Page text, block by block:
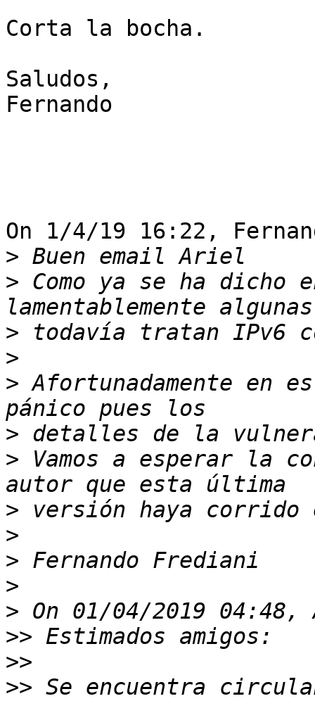
Corta la bocha.
Saludos,
Fernando
On 1/4/19 16:22,
>
> Como ya se ha dicho
>
>
> Afortunadamente en
>
> Vamos a esperar la
>
>
>
>
>
>>
>>
>> Se encuentra